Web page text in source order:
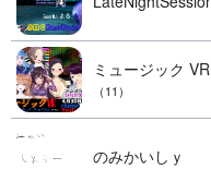
ミュージック
（11）
のみかいしｙ